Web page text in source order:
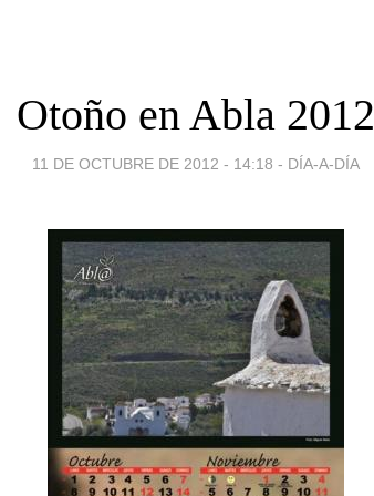
Otoño en Abla 2012
11 DE OCTUBRE DE 2012 - 14:18 - DÍA-A-DÍA